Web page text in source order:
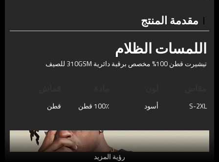
مقدمة المنتج
اللمسات الظلام
تيشيرت قطن 100% مخصص برقبة دائرية 310GSM للصيف
S-2XL أسود 100٪ قطن قطن
رؤية المزيد